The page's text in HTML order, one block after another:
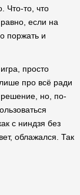
Что-то, что
если на
поржать и
просто
про всё ради
но, по-
с ниндзя без
облажался. Так